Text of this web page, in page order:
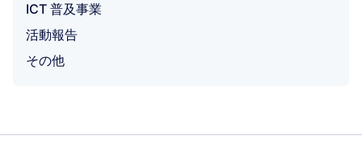
ICT 普及事業
活動報告
その他